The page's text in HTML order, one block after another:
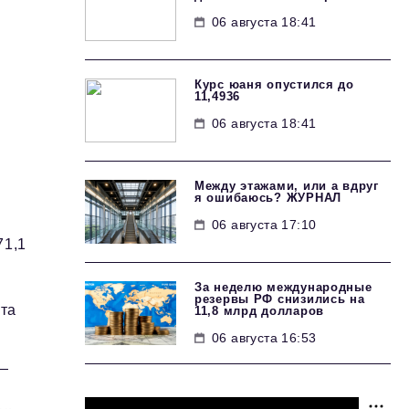
06 августа 18:41
Курс юаня опустился до
11,4936
06 августа 18:41
Между этажами, или а вдруг
я ошибаюсь? ЖУРНАЛ
06 августа 17:10
За неделю международные
резервы РФ снизились на
11,8 млрд долларов
06 августа 16:53